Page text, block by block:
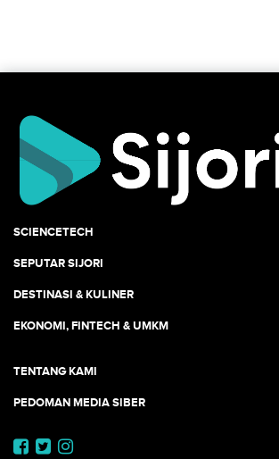
SCIENCETECH
SEPUTAR SIJORI
DESTINASI & KULINER
EKONOMI, FINTECH & UMKM
TENTANG KAMI
PEDOMAN MEDIA SIBER